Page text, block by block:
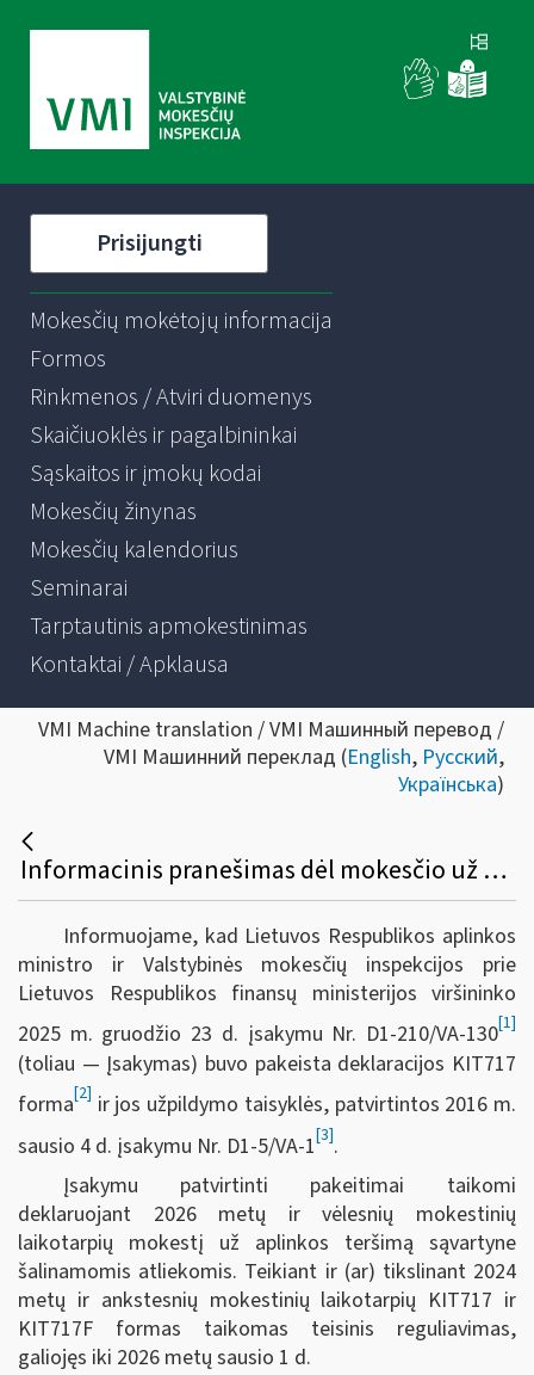
Prisijungti
Mokesčių mokėtojų informacija
Formos
Rinkmenos / Atviri duomenys
Skaičiuoklės ir pagalbininkai
Sąskaitos ir įmokų kodai
Mokesčių žinynas
Mokesčių kalendorius
Seminarai
Tarptautinis apmokestinimas
Kontaktai / Apklausa
VMI Machine translation / VMI Машинный перевод /
VMI Машинний переклад (English, Русский,
Українська)
Informacinis pranešimas dėl mokesčio už aplinkos teršimą sąvartyne šalinamomis atliekomis deklaracijos KIT717 formos ir jos užpildymo taisyklių pakeitimo
Informuojame, kad Lietuvos Respublikos aplinkos
ministro ir Valstybinės mokesčių inspekcijos prie
Lietuvos Respublikos finansų ministerijos viršininko
2025 m. gruodžio 23 d. įsakymu Nr. D1-210/VA-130[1]
(toliau — Įsakymas) buvo pakeista deklaracijos KIT717
forma[2] ir jos užpildymo taisyklės, patvirtintos 2016 m.
sausio 4 d. įsakymu Nr. D1-5/VA-1[3].
Įsakymu
patvirtinti pakeitimai taikomi
deklaruojant 2026 metų ir vėlesnių mokestinių
laikotarpių mokestį už aplinkos teršimą sąvartyne
šalinamomis atliekomis. Teikiant ir (ar) tikslinant 2024
metų ir ankstesnių mokestinių laikotarpių KIT717 ir
KIT717F formas taikomas teisinis reguliavimas,
galiojęs iki 2026 metų sausio 1 d.